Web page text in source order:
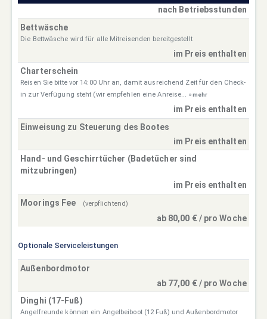
nach Betriebsstunden
Bettwäsche
Die Bettwäsche wird für alle Mitreisenden bereitgestellt
im Preis enthalten
Charterschein
Reisen Sie bitte vor 14:00 Uhr an, damit ausreichend Zeit für den Check-
in zur Verfügung steht (wir empfehlen eine Anreise... » mehr
im Preis enthalten
Einweisung zu Steuerung des Bootes
im Preis enthalten
Hand- und Geschirrtücher (Badetücher sind
mitzubringen)
im Preis enthalten
Moorings Fee
(verpflichtend)
ab 80,00 € / pro Woche
Optionale Serviceleistungen
Außenbordmotor
ab 77,00 € / pro Woche
Dinghi (17-Fuß)
Angelfreunde können ein Angelbeiboot (12 Fuß) und Außenbordmotor